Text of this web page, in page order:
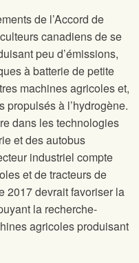
de l’Accord de
canadiens de se
peu d’émissions,
à batterie de petite
machines agricoles et,
propulsés à l’hydrogène.
dans les technologies
et des autobus
industriel compte
et de tracteurs de
2017 devrait favoriser la
la recherche-
agricoles produisant